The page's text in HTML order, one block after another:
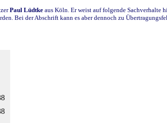
Paul Lüdtke aus Köln. Er weist auf folgende Sachverhalte
Bei der Abschrift kann es aber dennoch zu